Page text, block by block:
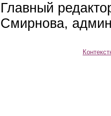
Главный
Смирнова,